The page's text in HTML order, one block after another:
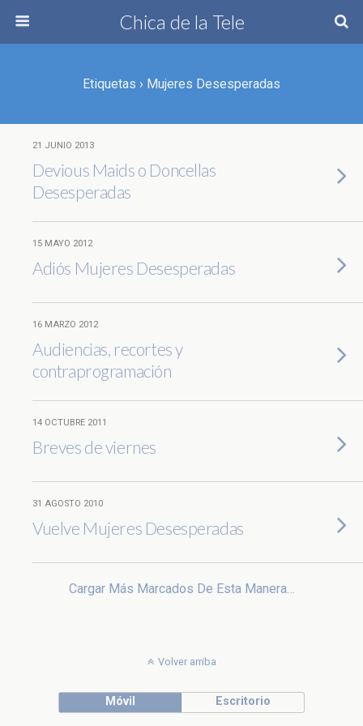
Chica de la Tele
Etiquetas › Mujeres Desesperadas
21 JUNIO 2013
Devious Maids o Doncellas
Desesperadas
15 MAYO 2012
Adiós Mujeres Desesperadas
16 MARZO 2012
Audiencias, recortes y
contraprogramación
14 OCTUBRE 2011
Breves de viernes
31 AGOSTO 2010
Vuelve Mujeres Desesperadas
Cargar Más Marcados De Esta Manera…
Volver arriba
Móvil Escritorio